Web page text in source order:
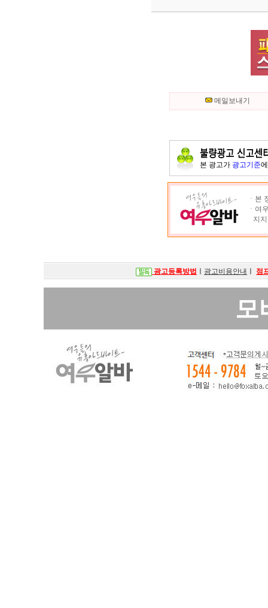
메일보내기
본 광고가 광고기준
ㆍ본
ㆍ여
지지
광고등록방법 광고비용안내 점
모